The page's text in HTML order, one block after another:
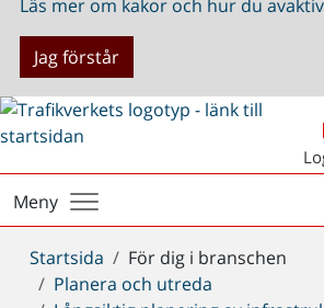
Läs mer om kakor och hur du
Jag förstår
Meny
Du
är
Startsida
För dig i branschen
Planera och utreda